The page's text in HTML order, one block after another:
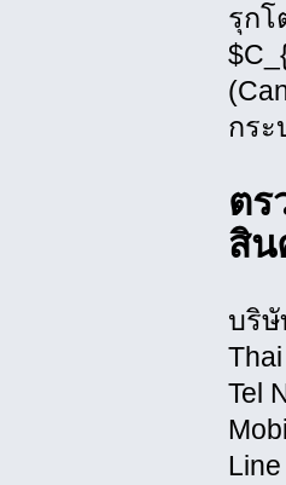
รุกโ
กระ
ตร
สิน
บริษั
Tel